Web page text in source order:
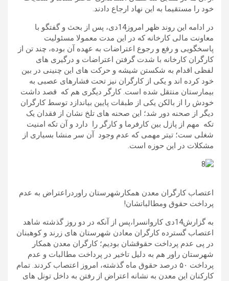
خود را مستقیما به این نهاد ارجاع دادند.
در ادامه این روند ظهر امروز14دی، پس از بحث و گفتگو با
معاونت مالی کارخانه که در این مدت معمولا مسئولیت
پاسخگویی و رفع و رجوع اعتراضات به عهده آن بوده، چند تن از
کارگران کارخانه با شدت گرفتن اعتراضات و درگیری های
لفظی اقدام به شکستن شیشه و حرکت های این چنینی در بین
خود کرده اند و یکی از کارگران نیز تحت فشارهای عصبی به
بیمارستان منتقل شده است. کارگر دیگری هم که قصد داشت
خودش را از بالکن یکی از طبقات پایین بیاندازد توسط کارگران
دیگر از صحنه دور شد؛ این صحنه های تلخ نشان از فقدان یک
تکه مهم از پازل بین کارفرما و کارگر را دارد و آن تکه امنیت
شغلی ست؛ تیتر مهمی که عدم وجود آن سر منشا بسیاری از
مشکلات در این حوزه است.
اعتصاب کارگران معدن همکارشهرستان راوردراعتراض به عدم
پرداخت حقوق ومطالباتشان!
به گزارش14دی کاروانسرا،پس از آنکه در دو روز گذشته شاهد
اعتصاب گسترده کارگران معادن شهرستان های زرند و کوهبنان
در پی عدم پرداخت حقوقشان بودیم؛ کارگران معدن همکار
شهرستان راور هم به دلیل تاخیر در پرداخت مطالبات و عدم
پرداخت ۵۰ درصد حقوق ماه گذشته، امروز اعتصاب کردند. تمام
کارکنان این معدن به نشانه اعتراض از رفتن به داخل تونل های